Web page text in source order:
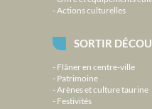
Actions culturelles
SORTIR
Flâner en centre-ville
Patrimoine
Arènes et culture taurine
Festivités